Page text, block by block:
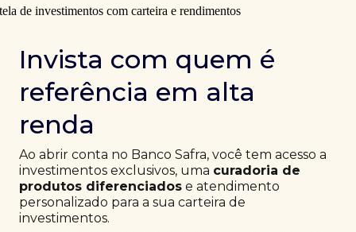
Invista com quem é
referência em alta
renda
Ao abrir conta no Banco Safra, você tem acesso a
investimentos exclusivos, uma curadoria de
produtos diferenciados e atendimento
personalizado para a sua carteira de
investimentos.